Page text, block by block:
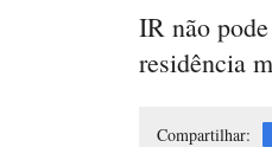
IR não
residência
Compartilhar: